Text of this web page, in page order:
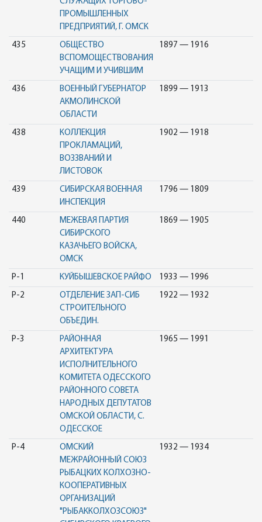
ПРОМЫШЛЕННЫХ
ПРЕДПРИЯТИЙ, Г. ОМСК
435
ОБЩЕСТВО
ВСПОМОЩЕСТВОВАНИЯ
УЧАЩИМ И УЧИВШИМ
1897 — 1916
436
ВОЕННЫЙ ГУБЕРНАТОР
АКМОЛИНСКОЙ
ОБЛАСТИ
1899 — 1913
438
КОЛЛЕКЦИЯ
ПРОКЛАМАЦИЙ,
ВОЗЗВАНИЙ И
ЛИСТОВОК
1902 — 1918
439
СИБИРСКАЯ ВОЕННАЯ
ИНСПЕКЦИЯ
1796 — 1809
440
МЕЖЕВАЯ ПАРТИЯ
СИБИРСКОГО
КАЗАЧЬЕГО ВОЙСКА,
ОМСК
1869 — 1905
Р-1 КУЙБЫШЕВСКОЕ РАЙФО 1933 — 1996
Р-2
ОТДЕЛЕНИЕ ЗАП-СИБ
СТРОИТЕЛЬНОГО
ОБЪЕДИН.
1922 — 1932
Р-3
РАЙОННАЯ
АРХИТЕКТУРА
ИСПОЛНИТЕЛЬНОГО
КОМИТЕТА ОДЕССКОГО
РАЙОННОГО СОВЕТА
НАРОДНЫХ ДЕПУТАТОВ
ОМСКОЙ ОБЛАСТИ, С.
ОДЕССКОЕ
1965 — 1991
Р-4
ОМСКИЙ
МЕЖРАЙОННЫЙ СОЮЗ
РЫБАЦКИХ КОЛХОЗНО-
КООПЕРАТИВНЫХ
ОРГАНИЗАЦИЙ
"РЫБАККОЛХОЗСОЮЗ"
1932 — 1934